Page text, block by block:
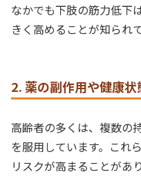
なかでも下肢の筋力低下
きく高めることが知られ
2. 薬の副作用や健康
高齢者の多くは、複数の
を服用しています。これ
リスクが高まることがあり